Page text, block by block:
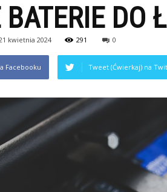
DO
kwietnia 2024 291 0
Facebooku Tweet (Ćwierkaj) na